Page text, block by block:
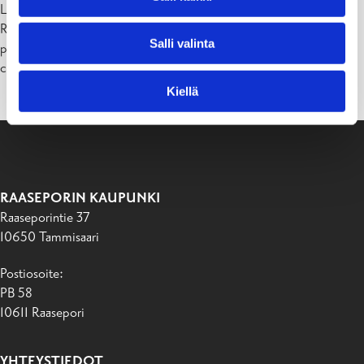
Salli valinta
Kiellä
Lisätietoja antaa:
Rekrytointikoordinaattori Cathina Wretdal-Lindström
puh. 019 289 2038
careers@raseborg.fi
RAASEPORIN KAUPUNKI
Raaseporintie 37
10650 Tammisaari
Postiosoite:
PB 58
10611 Raasepori